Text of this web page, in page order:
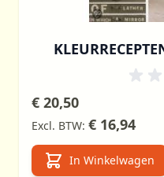
€ 20,50
€ 16,94
In Winkelwagen